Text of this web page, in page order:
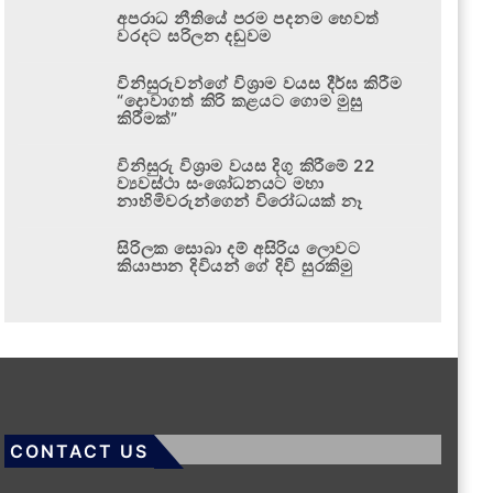
අපරාධ නීතියේ පරම පදනම හෙවත්
වරදට සරිලන දඬුවම
විනිසුරුවන්ගේ විශ්‍රාම වයස දීර්ඝ කිරීම
“දොවාගත් කිරි කළයට ගොම මුසු
කිරීමක්”
විනිසුරු විශ්‍රාම වයස දිගු කිරීමේ 22
ව්‍යවස්ථා සංශෝධනයට මහා
නාහිමිවරුන්ගෙන් විරෝධයක් නෑ
සිරිලක සොබා දම් අසිරිය ලොවට
කියාපාන දිවියන් ගේ දිවි සුරකිමු
CONTACT US